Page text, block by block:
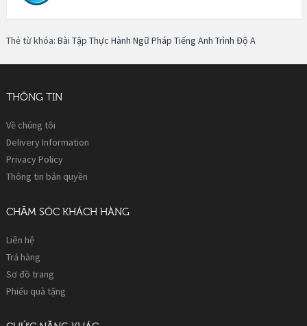
Thẻ từ khóa: Bài Tập Thực Hành Ngữ Pháp Tiếng Anh Trình Độ A
THÔNG TIN
Về chúng tôi
Delivery Information
Privacy Policy
Thông tin bản quyền
CHĂM SÓC KHÁCH HÀNG
Liên hệ
Trả hàng
Sơ đồ trang
Phiếu quà tặng